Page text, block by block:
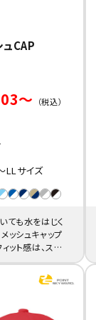
ュCAP
～ （税込）
LLサイズ
ても水をはじく
ッシュキャップ
ット感は、スポ